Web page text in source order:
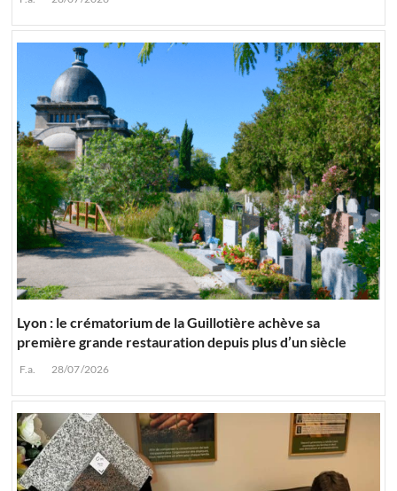
Lyon : le crématorium de la Guillotière achève sa
première grande restauration depuis plus d’un siècle
F.a. 28/07/2026